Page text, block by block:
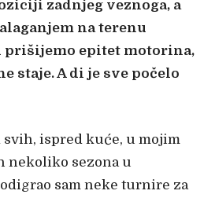
zadnjeg veznoga, a
na terenu
prišijemo epitet motorina,
staje. A di je sve počelo
svih, ispred kuće, u mojim
nekoliko sezona u
sam neke turnire za